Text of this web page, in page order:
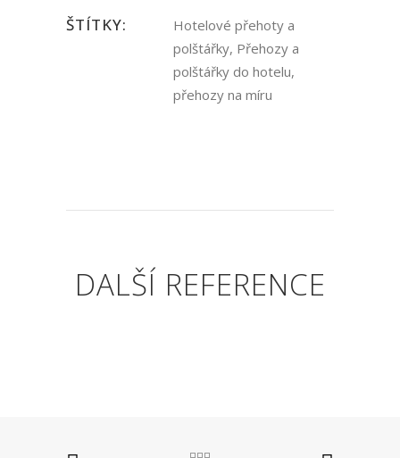
ŠTÍTKY:
Hotelové přehoty a
polštářky, Přehozy a
polštářky do hotelu,
přehozy na míru
DALŠÍ REFERENCE